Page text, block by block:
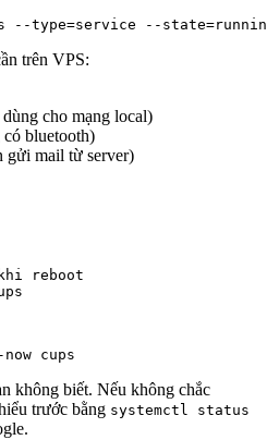
type=service --
trên VPS:
cho mạng local)
bluetooth)
gửi mail từ server)
reboot
cups
không biết. Nếu không chắc
trước bằng systemctl status